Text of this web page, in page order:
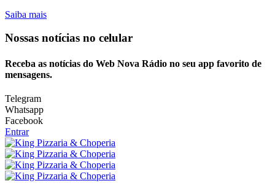
Saiba mais
Nossas notícias no celular
Receba as notícias do Web Nova Rádio no seu app favorito de
mensagens.
Telegram
Whatsapp
Facebook
Entrar